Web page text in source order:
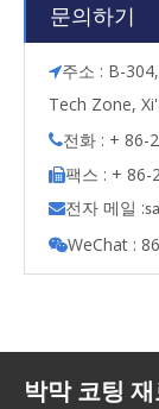
문의하기
주소 : B-
Tech Zone,
전화 : + 86-
팩스 : + 86-
전자 메일 :s
WeChat :
박막 코팅